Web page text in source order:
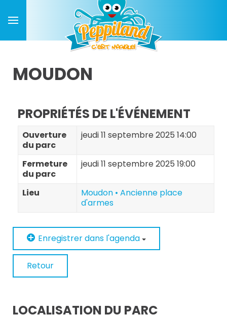
MOUDON
PROPRIÉTÉS DE L'ÉVÉNEMENT
Ouverture
du parc
jeudi 11 septembre 2025 14:00
Fermeture
du parc
jeudi 11 septembre 2025 19:00
Lieu
Moudon • Ancienne place
d'armes
Enregistrer dans l'agenda
Retour
LOCALISATION DU PARC